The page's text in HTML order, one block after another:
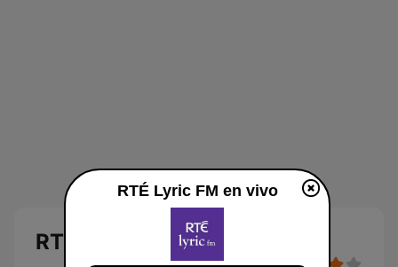
RTÉ Lyric FM
RTÉ Lyric FM en vivo